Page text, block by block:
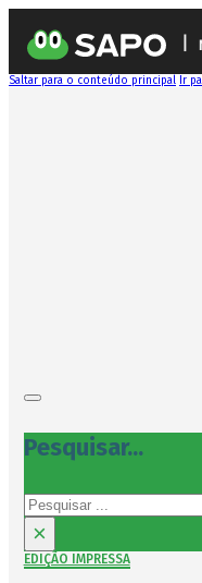
Saltar para o conteúdo principal Ir
Pesquisar...
Pesquisar
×
EDIÇÃO IMPRESSA